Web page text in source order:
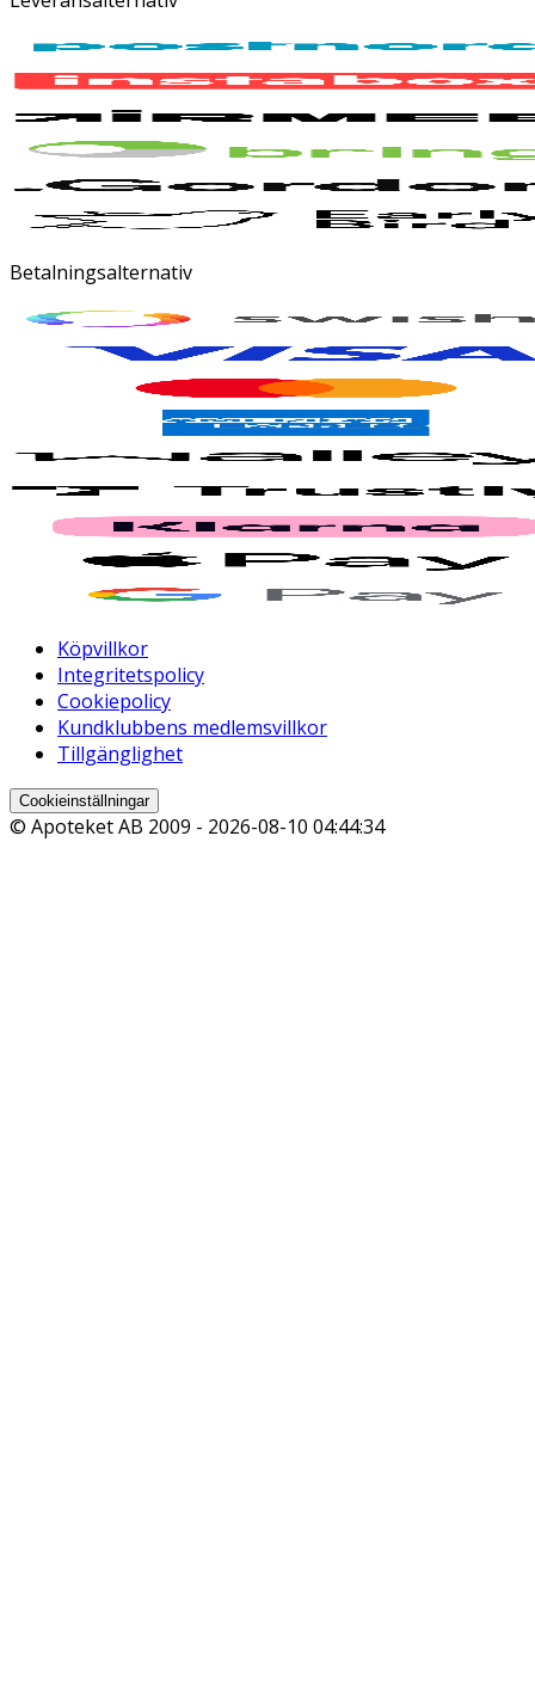
Betalningsalternativ
Köpvillkor
Integritetspolicy
Cookiepolicy
Kundklubbens medlemsvillkor
Tillgänglighet
Cookieinställningar
© Apoteket AB 2009 - 2026-08-10 04:44:34